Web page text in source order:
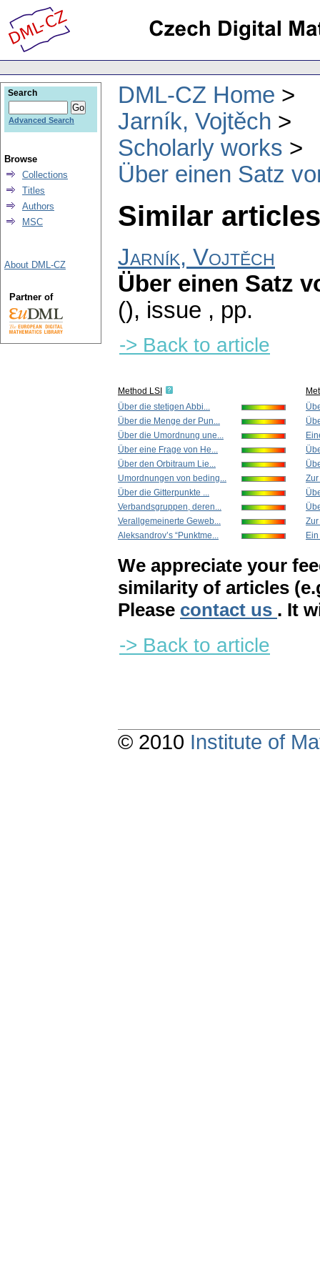
DML-CZ Home
Jarník, Vojtěch
Scholarly works
Über einen Satz
Similar
Jarník, Vojtěch
Über einen Satz
(), issue , pp.
-> Back to article
Method LSI
Über die stetigen Abbi...
Über die Menge der Pun...
Über die Umordnung une...
Über eine Frage von He...
Über den Orbitraum Lie...
Umordnungen von beding...
Über die Gitterpunkte ...
Verbandsgruppen, deren...
Verallgemeinerte Geweb...
Aleksandrov’s “Punktme...
We appreciate your
similarity of articles
Please contact us . It
-> Back to article
Search
Advanced Search
Browse
Collections
Titles
Authors
MSC
About DML-CZ
Partner of
© 2010 Institute of